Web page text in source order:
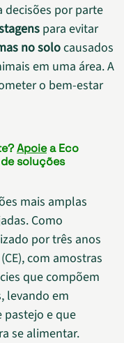
decisões por parte
para evitar
no solocausados
em uma área. A
o bem-estar
Apoiea Eco
soluções
mais amplas
Como
por três anos
(CE), com amostras
que compõem
levando em
pastejo e que
se alimentar.